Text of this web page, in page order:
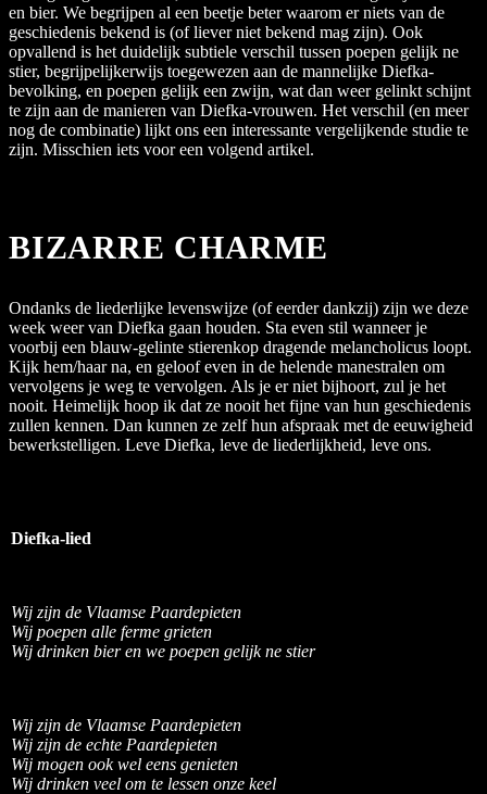
en bier. We begrijpen al een beetje beter waarom er niets van de
geschiedenis bekend is (of liever niet bekend mag zijn). Ook
opvallend is het duidelijk subtiele verschil tussen poepen gelijk ne
stier, begrijpelijkerwijs toegewezen aan de mannelijke Diefka-
bevolking, en poepen gelijk een zwijn, wat dan weer gelinkt schijnt
te zijn aan de manieren van Diefka-vrouwen. Het verschil (en meer
nog de combinatie) lijkt ons een interessante vergelijkende studie te
zijn. Misschien iets voor een volgend artikel.
BIZARRE CHARME
Ondanks de liederlijke levenswijze (of eerder dankzij) zijn we deze
week weer van Diefka gaan houden. Sta even stil wanneer je
voorbij een blauw-gelinte stierenkop dragende melancholicus loopt.
Kijk hem/haar na, en geloof even in de helende manestralen om
vervolgens je weg te vervolgen. Als je er niet bijhoort, zul je het
nooit. Heimelijk hoop ik dat ze nooit het fijne van hun geschiedenis
zullen kennen. Dan kunnen ze zelf hun afspraak met de eeuwigheid
bewerkstelligen. Leve Diefka, leve de liederlijkheid, leve ons.
Diefka-lied
Wij zijn de Vlaamse Paardepieten
Wij poepen alle ferme grieten
Wij drinken bier en we poepen gelijk ne stier
Wij zijn de Vlaamse Paardepieten
Wij zijn de echte Paardepieten
Wij mogen ook wel eens genieten
Wij drinken veel om te lessen onze keel